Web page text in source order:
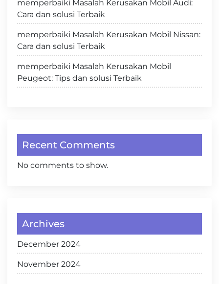
memperbaiki Masalah Kerusakan Mobil Audi:
Cara dan solusi Terbaik
memperbaiki Masalah Kerusakan Mobil Nissan:
Cara dan solusi Terbaik
memperbaiki Masalah Kerusakan Mobil
Peugeot: Tips dan solusi Terbaik
Recent Comments
No comments to show.
Archives
December 2024
November 2024